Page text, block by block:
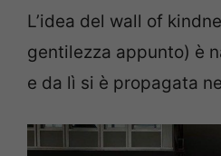
L’idea del wall of
gentilezza appunto) è
e da lì si è propagata